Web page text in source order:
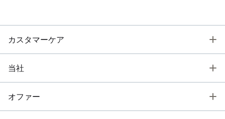
カスタマーケア
当社
オファー